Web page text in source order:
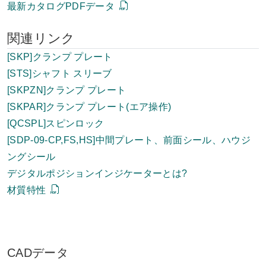
最新カタログPDFデータ
関連リンク
[SKP]クランプ プレート
[STS]シャフト スリーブ
[SKPZN]クランプ プレート
[SKPAR]クランプ プレート(エア操作)
[QCSPL]スピンロック
[SDP-09-CP,FS,HS]中間プレート、前面シール、ハウジ
ングシール
デジタルポジションインジケーターとは?
材質特性
CADデータ